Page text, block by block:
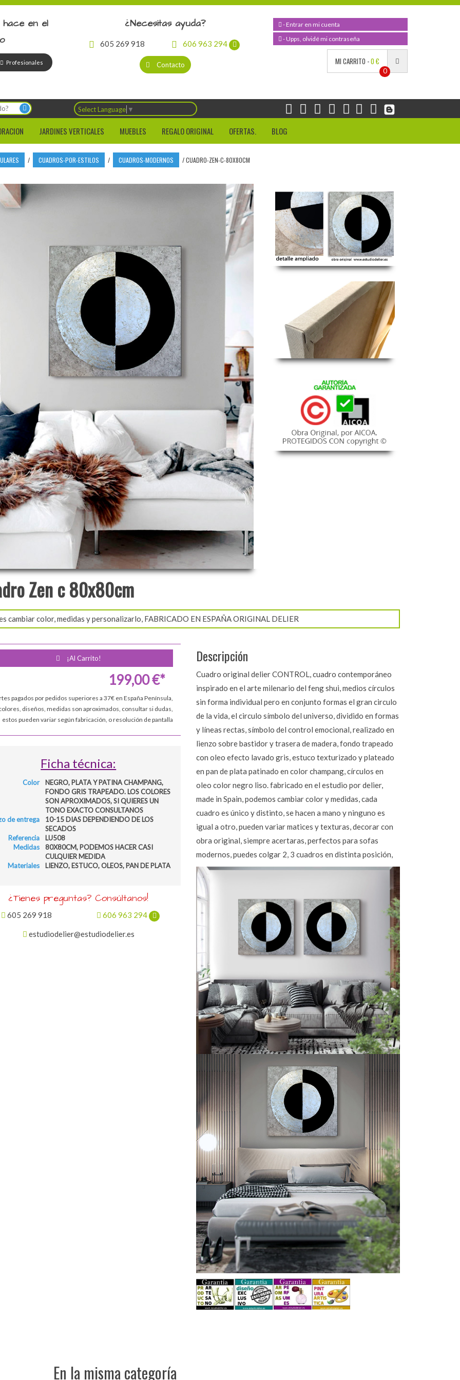
en el
Profesionales
¿Necesitas ayuda?
605 269 918 606 963 294
Contacto
- Entrar en mi cuenta
- Upps, olvidé mi contraseña
MI CARRITO -0 €
0
Select Language ▼
JARDINES VERTICALES MUEBLES REGALO ORIGINAL OFERTAS. BLOG
/ CUADROS-POR-ESTILOS / CUADROS-MODERNOS /CUADRO-ZEN-C-80X80CM
Zen c 80x80cm
cambiar color, medidas y personalizarlo, FABRICADO EN ESPAÑA ORIGINAL DELIER
¡Al Carrito!
199,00 €*
pagados por pedidos superiores a 37€ en España Península,
diseños, medidas son aproximados, consultar si dudas,
estos pueden variar según fabricación, o resolución de pantalla
Ficha técnica:
Color
NEGRO, PLATA Y PATINA CHAMPANG,
FONDO GRIS TRAPEADO. LOS COLORES
SON APROXIMADOS, SI QUIERES UN
TONO EXACTO CONSULTANOS
de entrega
10-15 DIAS DEPENDIENDO DE LOS
SECADOS
Referencia
LU508
Medidas
80X80CM, PODEMOS HACER CASI
CULQUIER MEDIDA
Materiales
LIENZO, ESTUCO, OLEOS, PAN DE PLATA
¿Tienes preguntas? Consúltanos!
605 269 918 606 963 294
estudiodelier@estudiodelier.es
Descripción
Cuadro original delier CONTROL, cuadro contemporáneo
inspirado en el arte milenario del feng shui, medios círculos
sin forma individual pero en conjunto formas el gran circulo
de la vida, el circulo símbolo del universo, dividido en formas
y líneas rectas, símbolo del control emocional, realizado en
lienzo sobre bastidor y trasera de madera, fondo trapeado
con oleo efecto lavado gris, estuco texturizado y plateado
en pan de plata patinado en color champang, círculos en
oleo color negro liso. fabricado en el estudio por delier,
made in Spain, podemos cambiar color y medidas, cada
cuadro es único y distinto, se hacen a mano y ninguno es
igual a otro, pueden variar matices y texturas, decorar con
obra original, siempre acertaras, perfectos para sofas
modernos, puedes colgar 2, 3 cuadros en distinta posición,
En la misma categoría